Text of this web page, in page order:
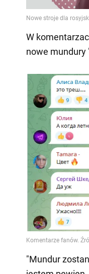
W
nowe mundury
"Mundur